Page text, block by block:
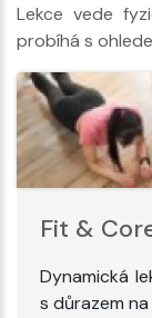
Lekce vede
probíhá s
Fit &
Dynamická
s důrazem